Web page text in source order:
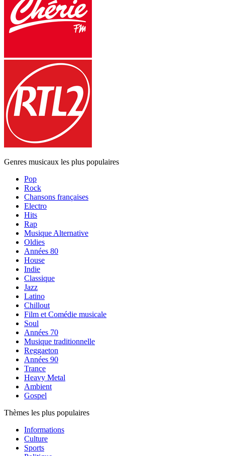
Genres musicaux les plus populaires
Pop
Rock
Chansons françaises
Electro
Hits
Rap
Musique Alternative
Oldies
Années 80
House
Indie
Classique
Jazz
Latino
Chillout
Film et Comédie musicale
Soul
Années 70
Musique traditionnelle
Reggaeton
Années 90
Trance
Heavy Metal
Ambient
Gospel
Thèmes les plus populaires
Informations
Culture
Sports